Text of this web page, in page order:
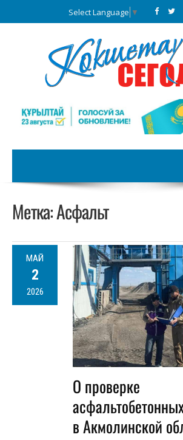
Select Language ▼
Метка:Асфальт
МАЙ
2
2026
О проверке
в Акмолинской